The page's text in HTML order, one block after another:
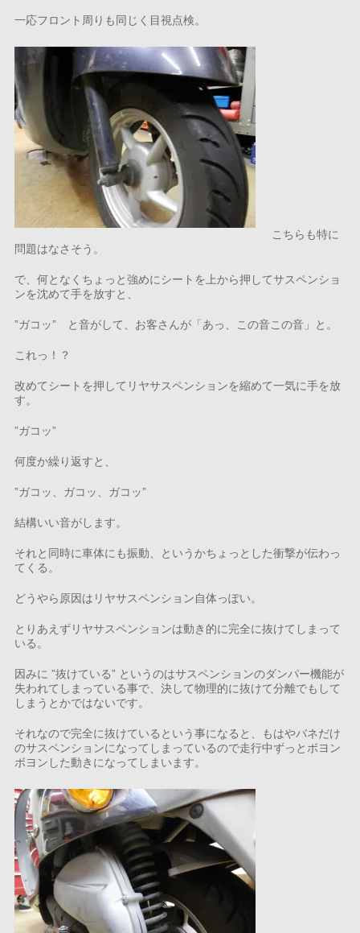
一応フロント周りも同じく目視点検。
こちらも特に
問題はなさそう。
で、何となくちょっと強めにシートを上から押してサスペンショ
ンを沈めて手を放すと、
”ガコッ” と音がして、お客さんが「あっ、この音この音」と。
これっ！？
改めてシートを押してリヤサスペンションを縮めて一気に手を放
す。
”ガコッ”
何度か繰り返すと、
”ガコッ、ガコッ、ガコッ”
結構いい音がします。
それと同時に車体にも振動、というかちょっとした衝撃が伝わっ
てくる。
どうやら原因はリヤサスペンション自体っぽい。
とりあえずリヤサスペンションは動き的に完全に抜けてしまって
いる。
因みに ”抜けている” というのはサスペンションのダンパー機能が
失われてしまっている事で、決して物理的に抜けて分離でもして
しまうとかではないです。
それなので完全に抜けているという事になると、もはやバネだけ
のサスペンションになってしまっているので走行中ずっとボヨン
ボヨンした動きになってしまいます。